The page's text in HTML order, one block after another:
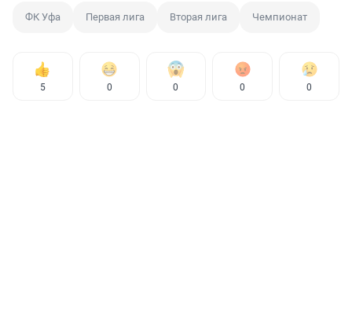
ФК Уфа Первая лига Вторая лига Чемпионат
5 0 0 0 0